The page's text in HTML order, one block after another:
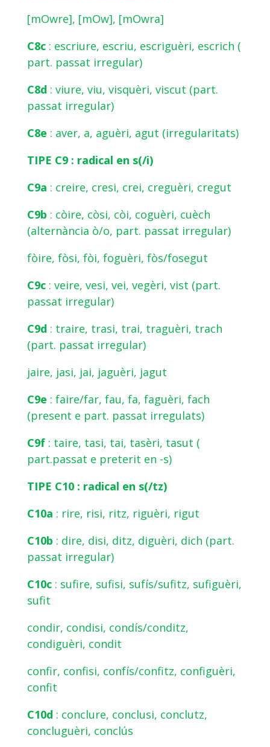
[mOwre], [mOw], [mOwra]
C8c: escriure, escriu, escriguèri, escrich (
part. passat irregular)
C8d : viure, viu, visquèri, viscut (part.
passat irregular)
C8e : aver, a, aguèri, agut (irregularitats)
TIPE C9 : radical en s(/i)
C9a : creire, cresi, crei, creguèri, cregut
C9b : còire, còsi, còi, coguèri, cuèch
(alternància ò/o, part. passat irregular)
fòire, fòsi, fòi, foguèri, fòs/fosegut
C9c: veire, vesi, vei, vegèri, vist (part.
passat irregular)
C9d : traire, trasi, trai, traguèri, trach
(part. passat irregular)
jaire, jasi, jai, jaguèri, jagut
C9e : faire/far, fau, fa, faguèri, fach
(present e part. passat irregulats)
C9f: taire, tasi, tai, tasèri, tasut (
part.passat e preterit en -s)
TIPE C10 : radical en s(/tz)
C10a : rire, risi, ritz, riguèri, rigut
C10b : dire, disi, ditz, diguèri, dich (part.
passat irregular)
C10c: sufire, sufisi, sufís/sufitz, sufiguèri,
sufit
condir, condisi, condís/conditz,
condiguèri, condit
confir, confisi, confís/confitz, configuèri,
confit
C10d : conclure, conclusi, conclutz,
concluguèri, conclús